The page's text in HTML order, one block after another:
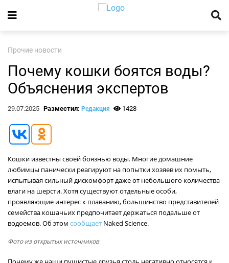
Прочие новости
Почему кошки боятся воды?
Объяснения экспертов
29.07.2025 Разместил: Редакция 1428
Кошки известны своей боязнью воды. Многие домашние
любимцы панически реагируют на попытки хозяев их помыть,
испытывая сильный дискомфорт даже от небольшого количества
влаги на шерсти. Хотя существуют отдельные особи,
проявляющие интерес к плаванию, большинство представителей
семейства кошачьих предпочитает держаться подальше от
водоемов. Об этом сообщает Naked Science.
Фото из открытых источников